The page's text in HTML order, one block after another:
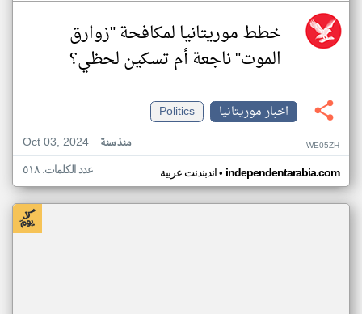
خطط موريتانيا لمكافحة "زوارق
الموت" ناجعة أم تسكين لحظي؟
اخبار موريتانيا
Politics
Oct 03, 2024
منذ سنة WE05ZH
اندبندنت عربية• independentarabia.com عدد الكلمات: ٥١٨